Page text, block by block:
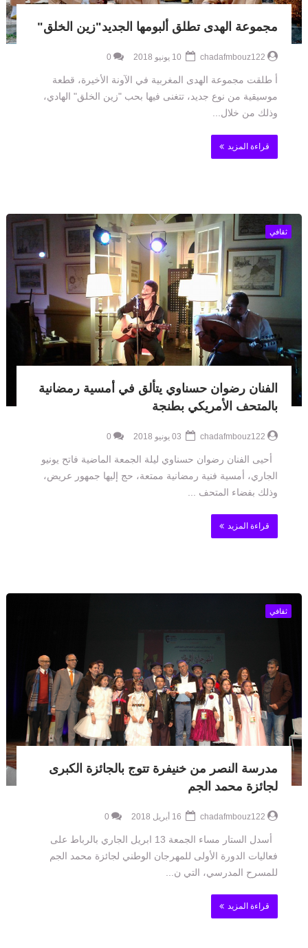
مجموعة الهدى تطلق ألبومها الجديد"زين الخلق"
chadafmbouz122
0
أ طلقت مجموعة الهدى المغربية في الآونة الأخيرة، قطعة
موسيقية من نوع جديد، تتغنى فيها بحب "زين الخلق" الهادي،
وذلك من خلال...
قراءة المزيد
ثقافي
الفنان رضوان حسناوي يتألق في أمسية رمضانية
بالمتحف الأمريكي بطنجة
chadafmbouz122
0
أحيى الفنان رضوان حسناوي ليلة الجمعة الماضية فاتح يونيو
الجاري، أمسية فنية رمضانية ممتعة، حج إليها جمهور عريض،
وذلك بفضاء المتحف ...
قراءة المزيد
ثقافي
مدرسة النصر من خنيفرة تتوج بالجائزة الكبرى
لجائزة محمد الجم
chadafmbouz122
0
أسدل الستار مساء الجمعة 13 ابريل الجاري بالرباط على
فعاليات الدورة الأولى للمهرجان الوطني لجائزة محمد الجم
للمسرح المدرسي، التي ن...
قراءة المزيد